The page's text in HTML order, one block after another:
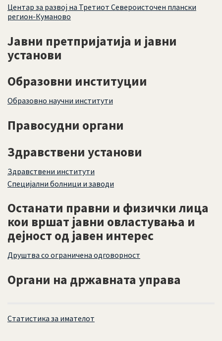
Центар за развој на Третиот Североисточен плански
регион-Куманово
Јавни претпријатија и јавни
установи
Образовни институции
Образовно научни институти
Правосудни органи
Здравствени установи
Здравствени институти
Специјални болници и заводи
Останати правни и физички лица
кои вршат јавни овластувања и
дејност од јавен интерес
Друштва со ограничена одговорност
Органи на државната управа
Статистика за имателот